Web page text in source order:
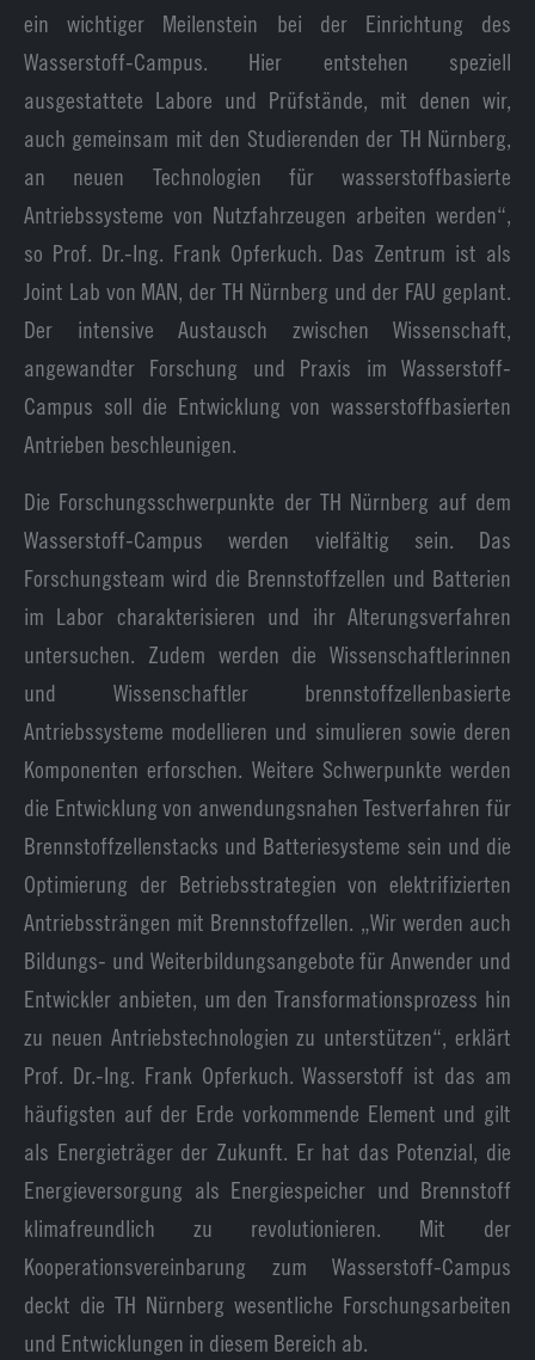
ein wichtiger Meilenstein bei der Einrichtung des
Wasserstoff-Campus. Hier entstehen speziell
ausgestattete Labore und Prüfstände, mit denen wir,
auch gemeinsam mit den Studierenden der TH Nürnberg,
an neuen Technologien für wasserstoffbasierte
Antriebssysteme von Nutzfahrzeugen arbeiten werden“,
so Prof. Dr.-Ing. Frank Opferkuch. Das Zentrum ist als
Joint Lab von MAN, der TH Nürnberg und der FAU geplant.
Der intensive Austausch zwischen Wissenschaft,
angewandter Forschung und Praxis im Wasserstoff-
Campus soll die Entwicklung von wasserstoffbasierten
Antrieben beschleunigen.
Die Forschungsschwerpunkte der TH Nürnberg auf dem
Wasserstoff-Campus werden vielfältig sein. Das
Forschungsteam wird die Brennstoffzellen und Batterien
im Labor charakterisieren und ihr Alterungsverfahren
untersuchen. Zudem werden die Wissenschaftlerinnen
und Wissenschaftler brennstoffzellenbasierte
Antriebssysteme modellieren und simulieren sowie deren
Komponenten erforschen. Weitere Schwerpunkte werden
die Entwicklung von anwendungsnahen Testverfahren für
Brennstoffzellenstacks und Batteriesysteme sein und die
Optimierung der Betriebsstrategien von elektrifizierten
Antriebssträngen mit Brennstoffzellen. „Wir werden auch
Bildungs- und Weiterbildungsangebote für Anwender und
Entwickler anbieten, um den Transformationsprozess hin
zu neuen Antriebstechnologien zu unterstützen“, erklärt
Prof. Dr.-Ing. Frank Opferkuch. Wasserstoff ist das am
häufigsten auf der Erde vorkommende Element und gilt
als Energieträger der Zukunft. Er hat das Potenzial, die
Energieversorgung als Energiespeicher und Brennstoff
klimafreundlich zu revolutionieren. Mit der
Kooperationsvereinbarung zum Wasserstoff-Campus
deckt die TH Nürnberg wesentliche Forschungsarbeiten
und Entwicklungen in diesem Bereich ab.